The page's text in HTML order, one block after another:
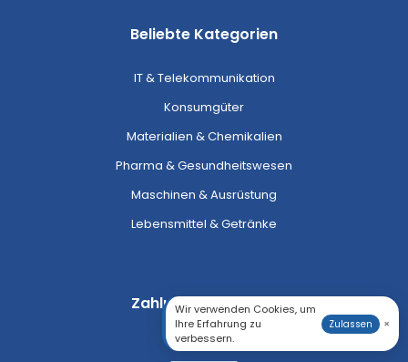
Beliebte Kategorien
IT & Telekommunikation
Konsumgüter
Materialien & Chemikalien
Pharma & Gesundheitswesen
Maschinen & Ausrüstung
Lebensmittel & Getränke
Zahlungsmethoden
Wir verwenden Cookies, um
Ihre Erfahrung zu
verbessern.
Zulassen ×